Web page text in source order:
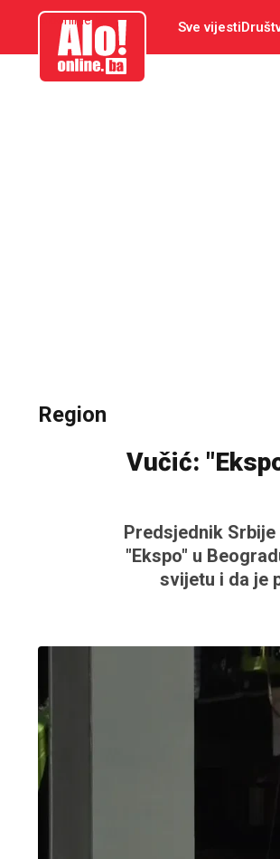
aloonline.ba Sve vijesti
Region
Vučić:
Predsjednik
"Ekspo" u
svijetu i da je